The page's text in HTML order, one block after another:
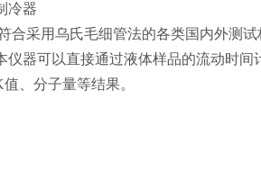
冷器
合采用乌氏毛细管法的各类国内外测
仪器可以直接通过液体样品的流动时
、分子量等结果。